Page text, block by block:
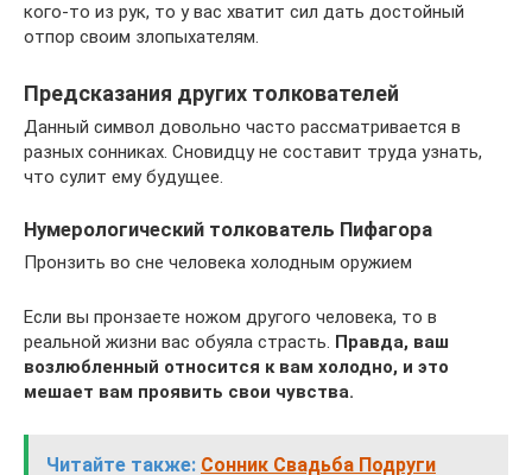
кого-то из рук, то у вас хватит сил дать достойный
отпор своим злопыхателям.
Предсказания других толкователей
Данный символ довольно часто рассматривается в
разных сонниках. Сновидцу не составит труда узнать,
что сулит ему будущее.
Нумерологический толкователь Пифагора
Пронзить во сне человека холодным оружием
Если вы пронзаете ножом другого человека, то в
реальной жизни вас обуяла страсть. Правда, ваш
возлюбленный относится к вам холодно, и это
мешает вам проявить свои чувства.
Читайте также: Сонник Свадьба Подруги